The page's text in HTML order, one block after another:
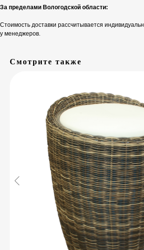
За пределами Вологодской области:
Стоимость доставки рассчитывается
у менеджеров.
Смотрите также